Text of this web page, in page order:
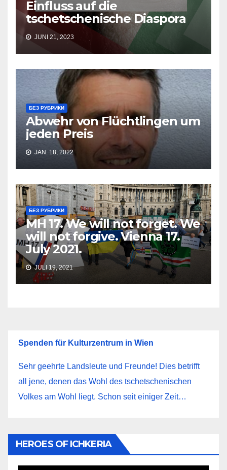
Einfluss auf die
tschetschenische Diaspora
JUNI 21, 2023
БЕЗ РУБРИКИ
Abwehr von Flüchtlingen um
jeden Preis
JAN. 18, 2022
БЕЗ РУБРИКИ
MH 17. We will not forget. We
will not forgive. Vienna 17.
July 2021.
JULI 19, 2021
Spenden für Kulturzentrum in Wien
Sehr geehrte Landsleute und Freunde! Dies betrifft
all jene, denen das Wohl des tschetschenischen
Volkes am Wohl liegt. Schon seit einiger Zeit…
HEROES OF ICHKERIA